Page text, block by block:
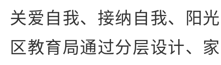
关爱自我、接纳自我、阳
区教育局通过分层设计、